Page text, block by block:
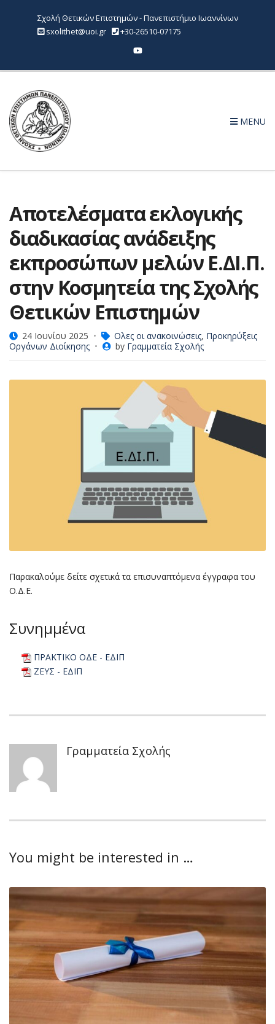
Σχολή Θετικών Επιστημών - Πανεπιστήμιο Ιωαννίνων
sxolithet@uoi.gr
+30-26510-07175
MENU
Αποτελέσματα εκλογικής
διαδικασίας ανάδειξης
εκπροσώπων μελών Ε.ΔΙ.Π.
στην Κοσμητεία της Σχολής
Θετικών Επιστημών
24 Ιουνίου 2025 Ολες οι ανακοινώσεις, Προκηρύξεις
Οργάνων Διοίκησης
by Γραμματεία Σχολής
Παρακαλούμε δείτε σχετικά τα επισυναπτόμενα έγγραφα του
Ο.Δ.Ε.
Συνημμένα
ΠΡΑΚΤΙΚΟ ΟΔΕ - ΕΔΙΠ
ΖΕΥΣ - ΕΔΙΠ
Γραμματεία Σχολής
You might be interested in …